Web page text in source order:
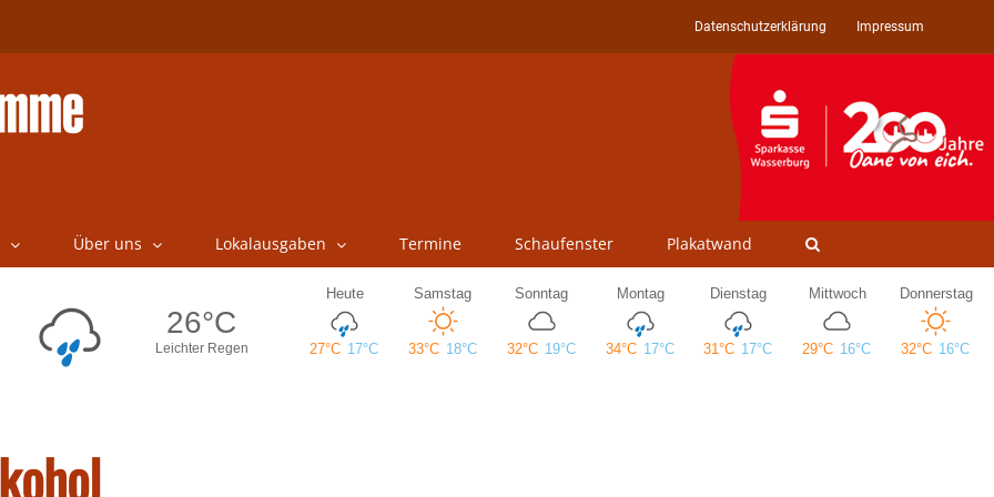
Datenschutzerklärung Impressum
Über uns Lokalausgaben Termine Schaufenster Plakatwand